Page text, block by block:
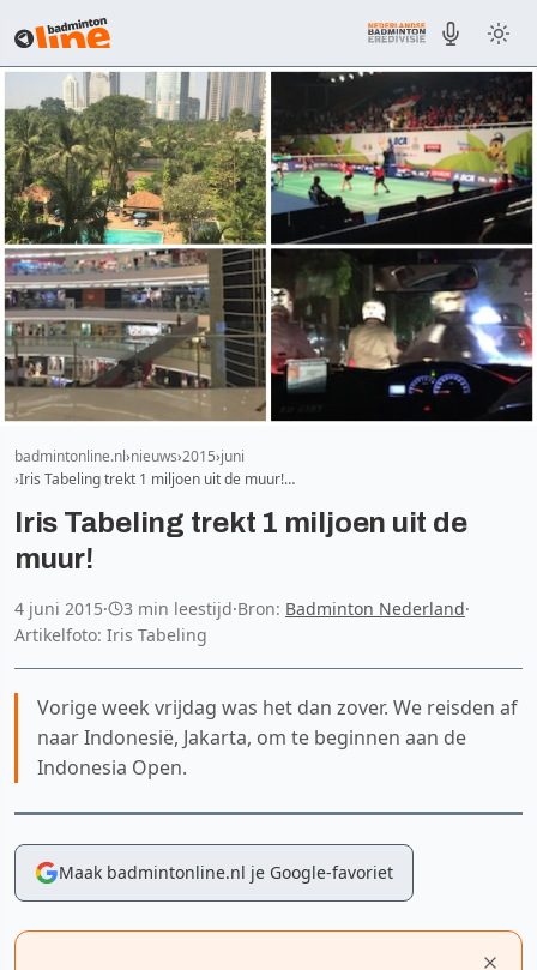
badmintonline.nl nieuws 2015 juni
Iris Tabeling trekt 1 miljoen uit de muur!…
Iris Tabeling trekt 1 miljoen uit de
muur!
4 juni 2015· 3 min leestijd·Bron: Badminton Nederland·
Artikelfoto: Iris Tabeling
Vorige week vrijdag was het dan zover. We reisden af
naar Indonesië, Jakarta, om te beginnen aan de
Indonesia Open.
Maak badmintonline.nl je Google-favoriet